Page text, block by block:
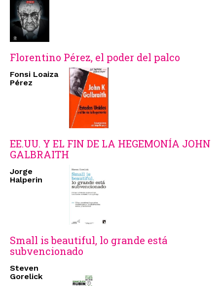
Florentino Pérez, el poder del palco
Fonsi Loaiza
Pérez
EE.UU. Y EL FIN DE LA HEGEMONÍA JOHN
GALBRAITH
Jorge
Halperin
Small is beautiful, lo grande está
subvencionado
Steven
Gorelick